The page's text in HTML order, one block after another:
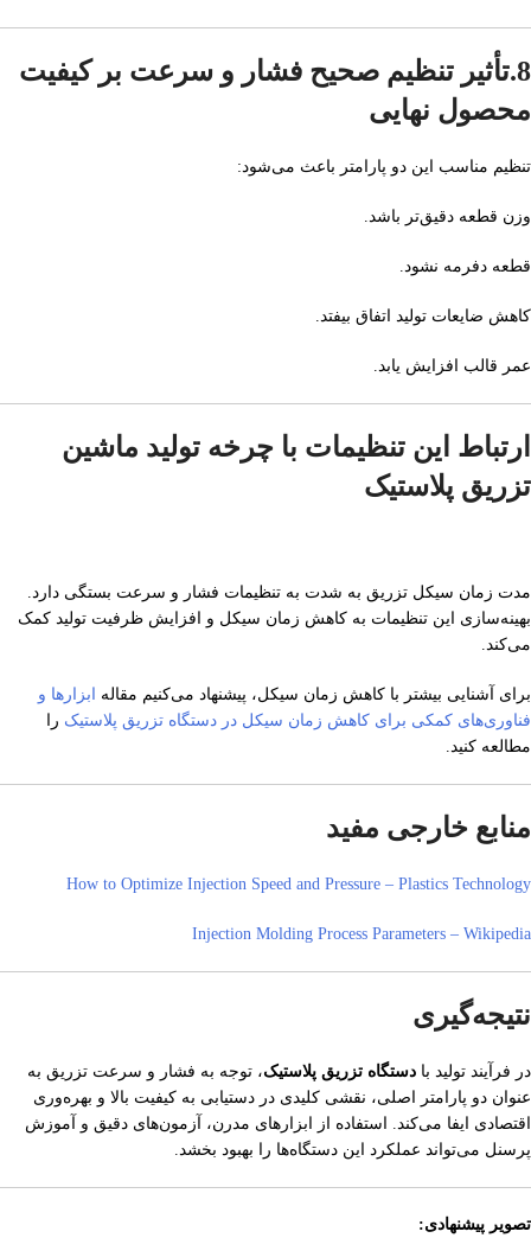
8.تأثیر تنظیم صحیح فشار و سرعت بر کیفیت
محصول نهایی
تنظیم مناسب این دو پارامتر باعث می‌شود:
وزن قطعه دقیق‌تر باشد.
قطعه دفرمه نشود.
کاهش ضایعات تولید اتفاق بیفتد.
عمر قالب افزایش یابد.
ارتباط این تنظیمات با چرخه تولید ماشین
تزریق پلاستیک
مدت زمان سیکل تزریق به شدت به تنظیمات فشار و سرعت بستگی دارد.
بهینه‌سازی این تنظیمات به کاهش زمان سیکل و افزایش ظرفیت تولید کمک
می‌کند.
برای آشنایی بیشتر با کاهش زمان سیکل، پیشنهاد می‌کنیم مقاله
ابزارها و
فناوری‌های کمکی برای کاهش زمان سیکل در دستگاه تزریق پلاستیک را
مطالعه کنید.
منابع خارجی مفید
How to Optimize Injection Speed and Pressure – Plastics Technology
Injection Molding Process Parameters – Wikipedia
نتیجه‌گیری
در فرآیند تولید با دستگاه تزریق پلاستیک، توجه به فشار و سرعت تزریق به
عنوان دو پارامتر اصلی، نقشی کلیدی در دستیابی به کیفیت بالا و بهره‌وری
اقتصادی ایفا می‌کند. استفاده از ابزارهای مدرن، آزمون‌های دقیق و آموزش
پرسنل می‌تواند عملکرد این دستگاه‌ها را بهبود بخشد.
تصویر پیشنهادی: